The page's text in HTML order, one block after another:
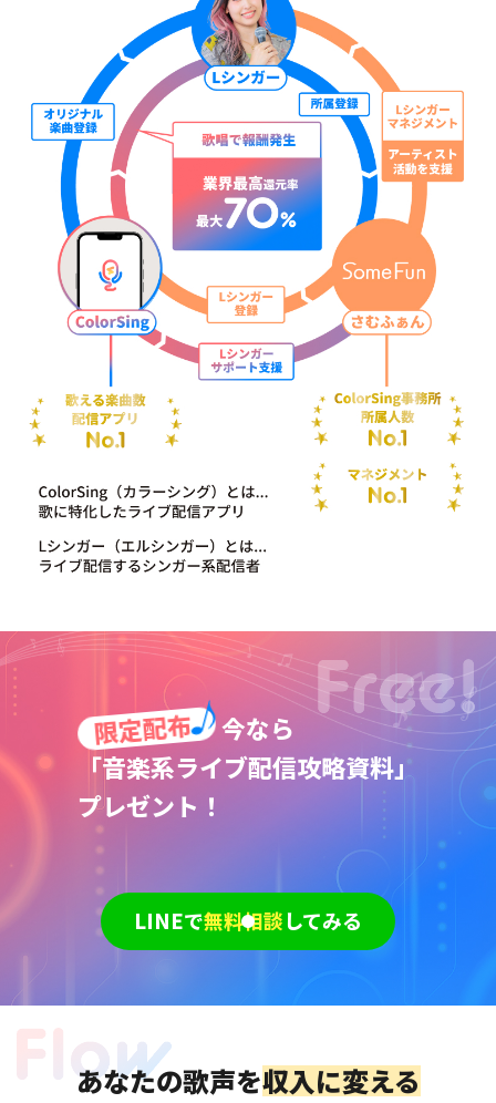
限定配布♪今なら
「音楽系ライブ配信攻略資料」
プレゼント！
LINEで無料相談してみる
あなたの歌声を収入に変える